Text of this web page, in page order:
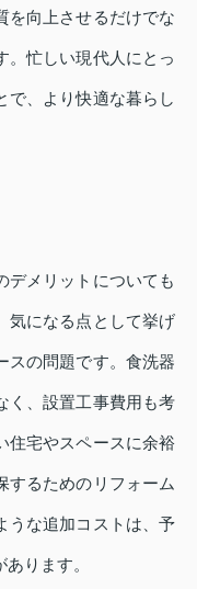
を向上させるだけでな
。忙しい現代人にとっ
で、より快適な暮らし
デメリットについても
気になる点として挙げ
スの問題です。食洗器
く、設置工事費用も考
住宅やスペースに余裕
するためのリフォーム
うな追加コストは、予
ります。